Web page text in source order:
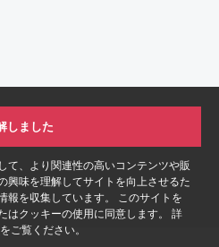
て、より関連性の高いコンテンツや販
興味を理解してサイトを向上させるた
報を収集しています。 このサイトを
はクッキーの使用に同意します。 詳
をご覧ください。
しました